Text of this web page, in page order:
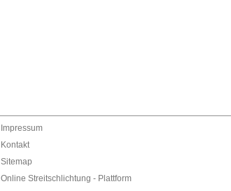
Impressum
Kontakt
Sitemap
Online Streitschlichtung - Plattform